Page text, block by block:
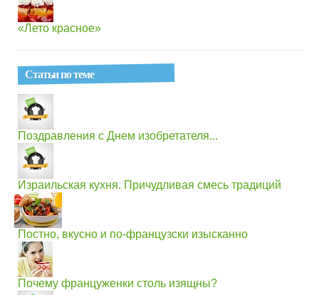
«Лето красное»
Статьи по теме
Поздравления с Днем изобретателя...
Израильская кухня. Причудливая смесь традиций
Постно, вкусно и по-французски изысканно
Почему француженки столь изящны?